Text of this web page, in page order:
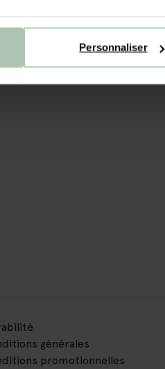
Personnaliser
générales
promotionnelles